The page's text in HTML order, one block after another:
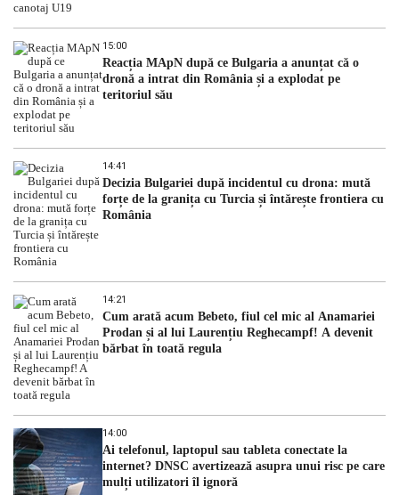
15:00
Reacția MApN după ce Bulgaria a anunțat că o
dronă a intrat din România și a explodat pe
teritoriul său
14:41
Decizia Bulgariei după incidentul cu drona: mută
forțe de la granița cu Turcia și întărește frontiera cu
România
14:21
Cum arată acum Bebeto, fiul cel mic al Anamariei
Prodan și al lui Laurențiu Reghecampf! A devenit
bărbat în toată regula
14:00
Ai telefonul, laptopul sau tableta conectate la
internet? DNSC avertizează asupra unui risc pe care
mulți utilizatori îl ignoră